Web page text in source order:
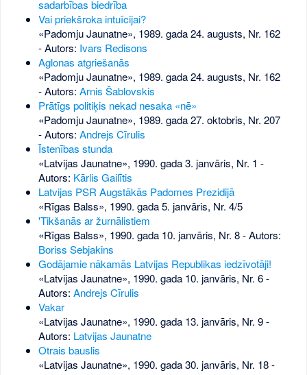
sadarbības biedrība
Vai priekšroka intuīcijai?
«Padomju Jaunatne», 1989. gada 24. augusts, Nr. 162
- Autors: Ivars Redisons
Aglonas atgriešanās
«Padomju Jaunatne», 1989. gada 24. augusts, Nr. 162
- Autors: Arnis Šablovskis
Prātīgs politiķis nekad nesaka «nē»
«Padomju Jaunatne», 1989. gada 27. oktobris, Nr. 207
- Autors: Andrejs Cīrulis
Īstenības stunda
«Latvijas Jaunatne», 1990. gada 3. janvāris, Nr. 1 -
Autors: Kārlis Gailītis
Latvijas PSR Augstākās Padomes Prezidijā
«Rīgas Balss», 1990. gada 5. janvāris, Nr. 4/5
'Tikšanās ar žurnālistiem
«Rīgas Balss», 1990. gada 10. janvāris, Nr. 8- Autors:
Boriss Sebjakins
Godājamie nākamās Latvijas Republikas iedzīvotāji!
«Latvijas Jaunatne», 1990. gada 10. janvāris, Nr. 6-
Autors: Andrejs Cīrulis
Vakar
«Latvijas Jaunatne», 1990. gada 13. janvāris, Nr. 9-
Autors: Latvijas Jaunatne
Otrais bauslis
«Latvijas Jaunatne», 1990. gada 30. janvāris, Nr. 18-